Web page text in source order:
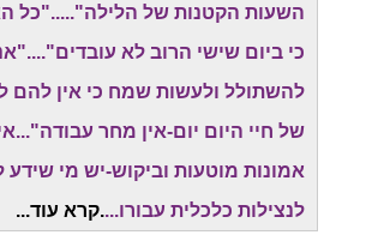
השעות הקטנות של הלילה"....."כל
כי ביום שישי הרוב לא
להשתולל ולעשות שמח כי אין להם
של חיי היום יום-אין מחר
אמונות מוטעות וביקוש-יש מי שידע
לנצילות כלכלית עבורו....קרא עוד...